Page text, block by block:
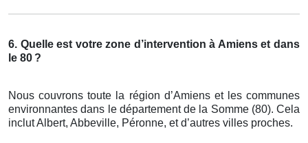
6. Quelle est votre zone d’intervention à Amiens et dans
le 80 ?
Nous couvrons toute la région d’Amiens et les communes
environnantes dans le département de la Somme (80). Cela
inclut Albert, Abbeville, Péronne, et d’autres villes proches.